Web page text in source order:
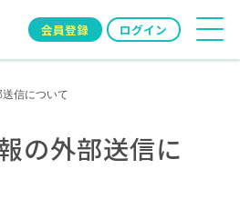
会員登録 ログイン
信について
の外部送信に